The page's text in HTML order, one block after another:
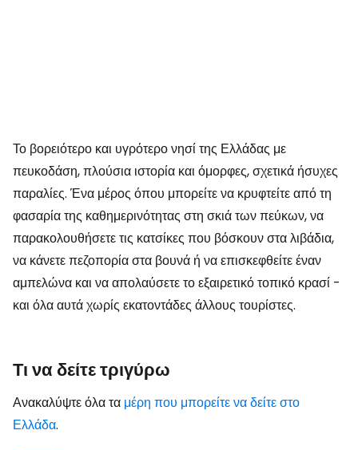
Το βορειότερο και υγρότερο νησί της Ελλάδας με
πευκοδάση, πλούσια ιστορία και όμορφες, σχετικά ήσυχες
παραλίες. Ένα μέρος όπου μπορείτε να κρυφτείτε από τη
φασαρία της καθημερινότητας στη σκιά των πεύκων, να
παρακολουθήσετε τις κατσίκες που βόσκουν στα λιβάδια,
να κάνετε πεζοπορία στα βουνά ή να επισκεφθείτε έναν
αμπελώνα και να απολαύσετε το εξαιρετικό τοπικό κρασί -
και όλα αυτά χωρίς εκατοντάδες άλλους τουρίστες.
Τι να δείτε τριγύρω
Ανακαλύψτε όλα τα μέρη που μπορείτε να δείτε στο
Ελλάδα.